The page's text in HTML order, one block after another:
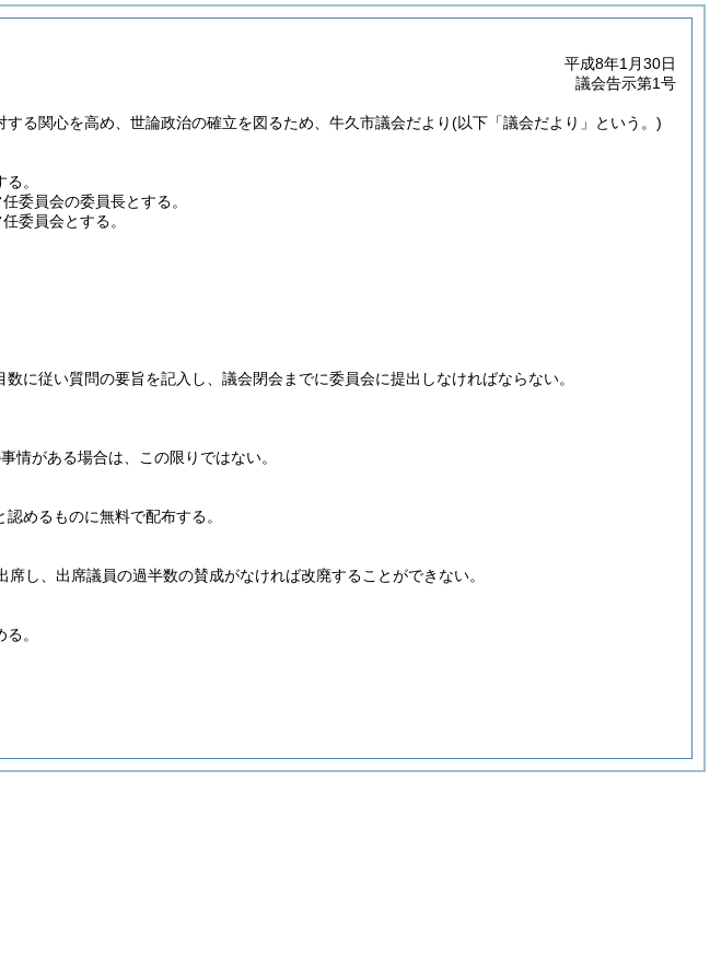
平成8年1月30日
議会告示第1号
る関心を高め、世論政治の確立を図るため、牛久市議会だより(以下「議会だより」という。)
。
委員会の委員長とする。
委員会とする。
に従い質問の要旨を記入し、議会閉会までに委員会に提出しなければならない。
情がある場合は、この限りではない。
めるものに無料で配布する。
し、出席議員の過半数の賛成がなければ改廃することができない。
。